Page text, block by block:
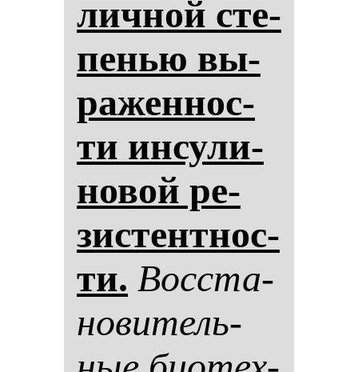
лич­ной сте­
пенью вы­
ра­жен­нос­
ти ин­су­ли­
но­вой ре­
зис­тен­тнос­
ти. Вос­ста­
но­ви­тель­